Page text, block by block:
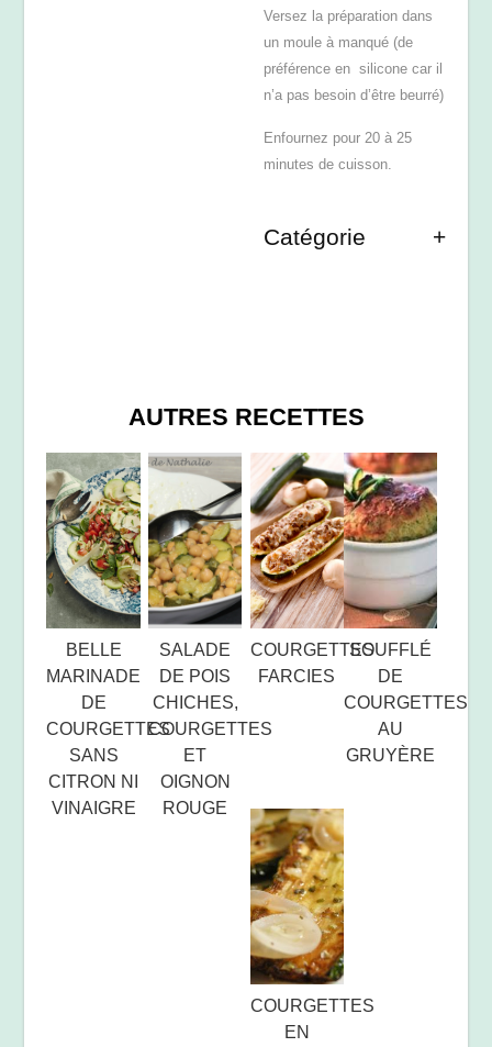
Versez la préparation dans
un moule à manqué (de
préférence en silicone car il
n’a pas besoin d’être beurré)
Enfournez pour 20 à 25
minutes de cuisson.
Catégorie
AUTRES RECETTES
BELLE
MARINADE
DE
COURGETTES
SANS
CITRON NI
VINAIGRE
SALADE
DE POIS
CHICHES,
COURGETTES
ET
OIGNON
ROUGE
COURGETTES
FARCIES
SOUFFLÉ
DE
COURGETTES
AU
GRUYÈRE
COURGETTES
EN